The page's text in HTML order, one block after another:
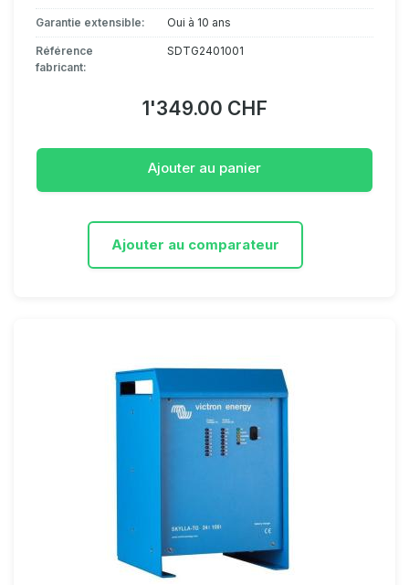
Garantie extensible: Oui à 10 ans
Référence
fabricant:
SDTG2401001
1'349.00 CHF
Ajouter au panier
Ajouter au comparateur